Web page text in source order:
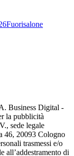
Fuorisalone
Business Digital -
la pubblicità
sede legale
46, 20093 Cologno
trasmessi e/o
all’addestramento di